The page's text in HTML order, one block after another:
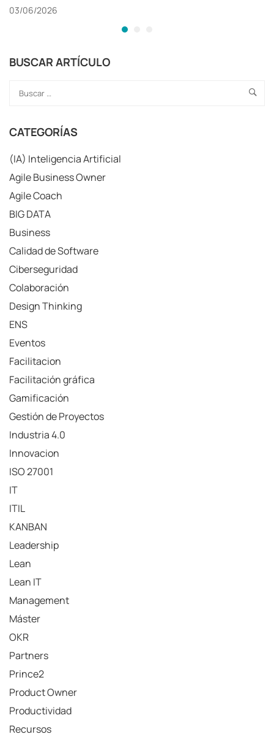
03/06/2026
BUSCAR ARTÍCULO
CATEGORÍAS
(IA) Inteligencia Artificial
Agile Business Owner
Agile Coach
BIG DATA
Business
Calidad de Software
Ciberseguridad
Colaboración
Design Thinking
ENS
Eventos
Facilitacion
Facilitación gráfica
Gamificación
Gestión de Proyectos
Industria 4.0
Innovacion
ISO 27001
IT
ITIL
KANBAN
Leadership
Lean
Lean IT
Management
Máster
OKR
Partners
Prince2
Product Owner
Productividad
Recursos